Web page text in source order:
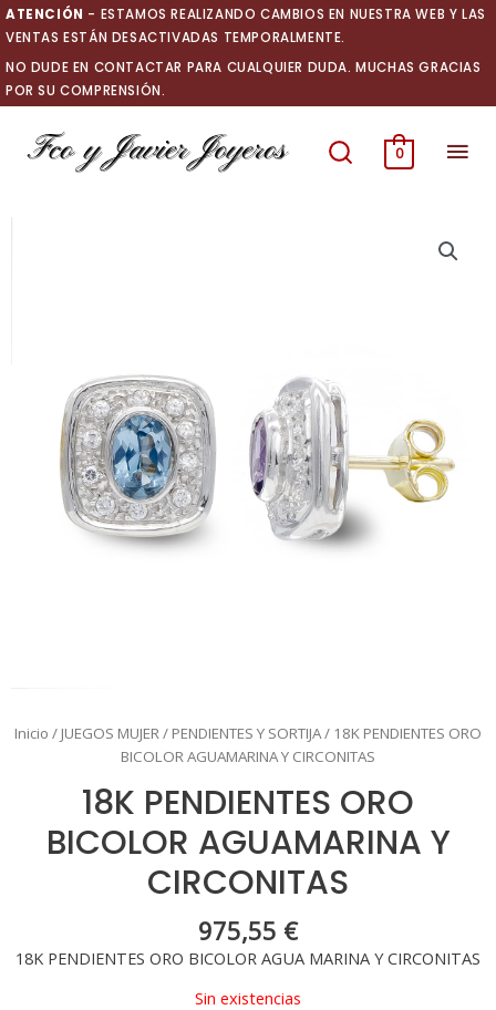
Ir
al
contenido
ATENCIÓN - ESTAMOS REALIZANDO CAMBIOS EN NUESTRA WEB Y LAS
VENTAS ESTÁN DESACTIVADAS TEMPORALMENTE.
NO DUDE EN CONTACTAR PARA CUALQUIER DUDA. MUCHAS GRACIAS
POR SU COMPRENSIÓN.
0
Inicio / JUEGOS MUJER / PENDIENTES Y SORTIJA/ 18K PENDIENTES ORO
BICOLOR AGUAMARINA Y CIRCONITAS
18K PENDIENTES ORO
BICOLOR AGUAMARINA Y
CIRCONITAS
975,55 €
18K PENDIENTES ORO BICOLOR AGUA MARINA Y CIRCONITAS
Sin existencias